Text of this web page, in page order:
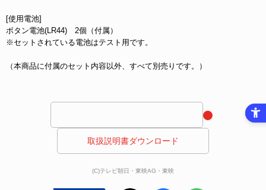
[使用電池]
ボタン電池(LR44) 2個（付属）
※セットされている電池はテスト用です。
（本商品に付属のセット内容以外、すべて別売りです。）
取扱説明書ダウンロード
(C)テレビ朝日・東映AG・東映